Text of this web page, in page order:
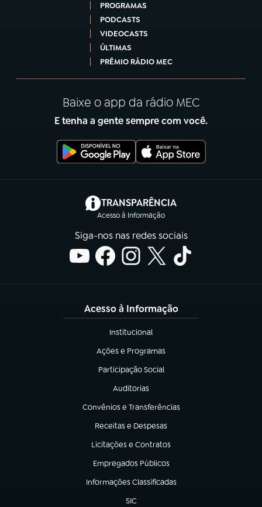
PROGRAMAS
PODCASTS
VIDEOCASTS
ÚLTIMAS
PRÊMIO RÁDIO MEC
Baixe o app da rádio MEC
E tenha a gente sempre com você.
TRANSPARÊNCIA
Acesso à Informação
(abre em nova aba)
Siga-nos nas redes sociais
Acesso à Informação
Institucional
(abre em nova aba)
Ações e Programas
(abre em nova aba)
Participação Social
(abre em nova aba)
Auditorias
(abre em nova aba)
Convênios e Transferências
(abre em nova aba)
Receitas e Despesas
(abre em nova aba)
Licitações e Contratos
(abre em nova aba)
Empregados Públicos
(abre em nova aba)
Informações Classificadas
(abre em nova aba)
SIC
(abre em nova aba)